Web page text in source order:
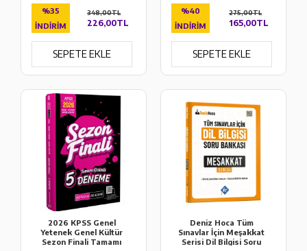
%35
İNDIRIM
226,00TL
348,00TL
SEPETE EKLE
Deneme Pegem
Akademi
%40
İNDIRIM
165,00TL
275,00TL
SEPETE EKLE
2026 KPSS Genel
Yetenek Genel Kültür
Sezon Finali Tamamı
Deniz Hoca Tüm
Sınavlar İçin Meşakkat
Serisi Dil Bilgisi Soru